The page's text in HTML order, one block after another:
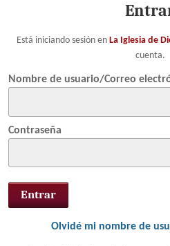
Está iniciando sesión en La Iglesia de
cuenta.
Nombre de usuario/Correo
Contraseña
Olvidé mi nombre de